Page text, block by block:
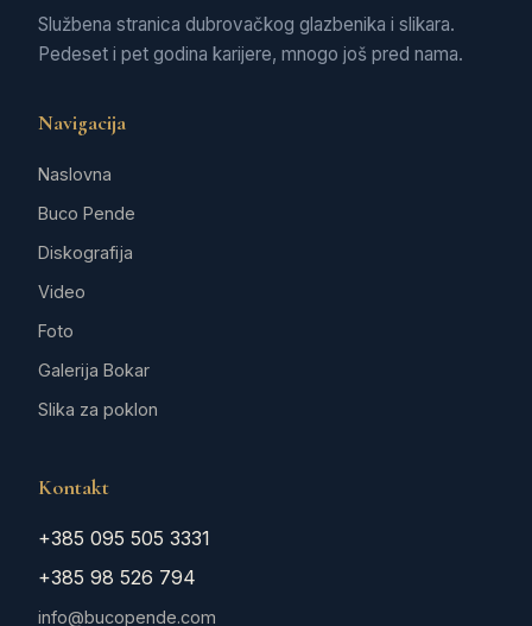
Službena stranica dubrovačkog glazbenika i slikara.
Pedeset i pet godina karijere, mnogo još pred nama.
Navigacija
Naslovna
Buco Pende
Diskografija
Video
Foto
Galerija Bokar
Slika za poklon
Kontakt
+385 095 505 3331
+385 98 526 794
info@bucopende.com